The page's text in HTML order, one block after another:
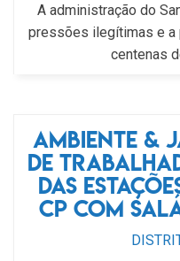
A administração do
pressões ilegítimas e a
centenas
Ambiente &
de
das
CP com